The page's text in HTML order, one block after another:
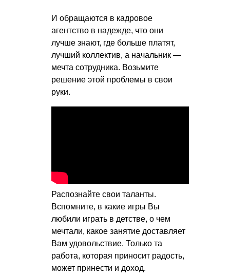
И обращаются в кадровое
агентство в надежде, что они
лучше знают, где больше платят,
лучший коллектив, а начальник —
мечта сотрудника. Возьмите
решение этой проблемы в свои
руки.
Распознайте свои таланты.
Вспомните, в какие игры Вы
любили играть в детстве, о чем
мечтали, какое занятие доставляет
Вам удовольствие. Только та
работа, которая приносит радость,
может принести и доход.